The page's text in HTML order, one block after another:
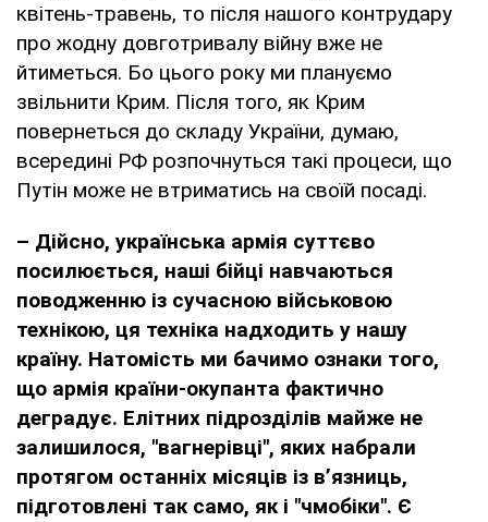
квітень-травень, то після нашого контрудару
про жодну довготривалу війну вже не
йтиметься. Бо цього року ми плануємо
звільнити Крим. Після того, як Крим
повернеться до складу України, думаю,
всередині РФ розпочнуться такі процеси, що
Путін може не втриматись на своїй посаді.
– Дійсно, українська армія суттєво
посилюється, наші бійці навчаються
поводженню із сучасною військовою
технікою, ця техніка надходить у нашу
країну. Натомість ми бачимо ознаки того,
що армія країни-окупанта фактично
деградує. Елітних підрозділів майже не
залишилося, "вагнерівці", яких набрали
протягом останніх місяців із в’язниць,
підготовлені так само, як і "чмобіки". Є